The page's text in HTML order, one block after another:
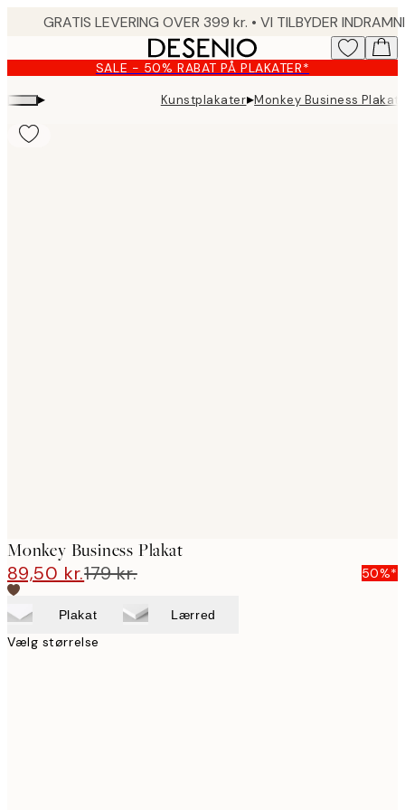
content.
SALE - 50% RABAT PÅ PLAKATER*
▸ Kunstplakater▸Monkey Business Plakat
Monkey Business Plakat
89,50 kr.179 kr. 50%*
Plakat Lærred
Vælg størrelse